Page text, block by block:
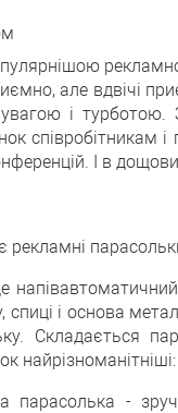
але вдвічі
і
співробітникам
І в
спиці і основа
Складається
парасолька -